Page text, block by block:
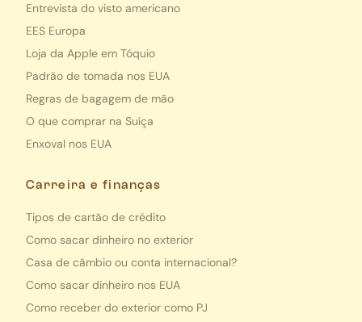
Entrevista do visto americano
EES Europa
Loja da Apple em Tóquio
Padrão de tomada nos EUA
Regras de bagagem de mão
O que comprar na Suíça
Enxoval nos EUA
Carreira e finanças
Tipos de cartão de crédito
Como sacar dinheiro no exterior
Casa de câmbio ou conta internacional?
Como sacar dinheiro nos EUA
Como receber do exterior como PJ